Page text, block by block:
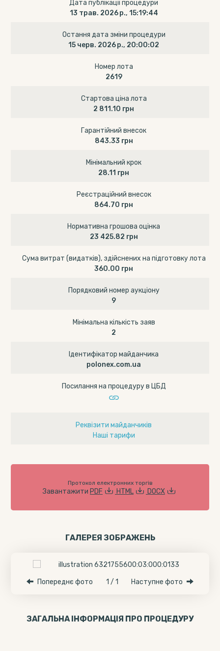
Дата публікації процедури
13 трав. 2026 р., 15:19:44
Остання дата зміни процедури
15 черв. 2026 р., 20:00:02
Номер лота
2619
Стартова ціна лота
2 811.10 грн
Гарантійний внесок
843.33 грн
Мінімальний крок
28.11 грн
Реєстраційний внесок
864.70 грн
Нормативна грошова оцінка
23 425.82 грн
Сума витрат (видатків), здійснених на підготовку лота
360.00 грн
Порядковий номер аукціону
9
Мінімальна кількість заяв
2
Ідентифікатор майданчика
polonex.com.ua
Посилання на процедуру в ЦБД
Реквізити майданчиків
Наші тарифи
Протокол електронних торгів
Завантажити PDF HTML DOCX
ГАЛЕРЕЯ ЗОБРАЖЕНЬ
Попереднє фото 1 / 1 Наступне фото
ЗАГАЛЬНА ІНФОРМАЦІЯ ПРО ПРОЦЕДУРУ